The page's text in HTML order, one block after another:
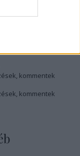
...
, kommentek
, kommentek